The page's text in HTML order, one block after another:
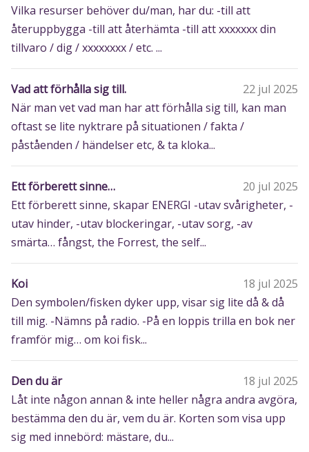
Vilka resurser behöver du/man, har du: -till att
återuppbygga -till att återhämta -till att xxxxxxx din
tillvaro / dig / xxxxxxxx / etc. ...
Vad att förhålla sig till.
22 jul 2025
När man vet vad man har att förhålla sig till, kan man
oftast se lite nyktrare på situationen / fakta /
påståenden / händelser etc, & ta kloka...
Ett förberett sinne…
20 jul 2025
Ett förberett sinne, skapar ENERGI -utav svårigheter, -
utav hinder, -utav blockeringar, -utav sorg, -av
smärta… fångst, the Forrest, the self...
Koi
18 jul 2025
Den symbolen/fisken dyker upp, visar sig lite då & då
till mig. -Nämns på radio. -På en loppis trilla en bok ner
framför mig… om koi fisk...
Den du är
18 jul 2025
Låt inte någon annan & inte heller några andra avgöra,
bestämma den du är, vem du är. Korten som visa upp
sig med innebörd: mästare, du...